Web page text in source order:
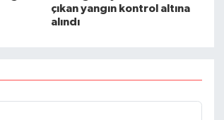
çıkan yangın kontrol altına
alındı